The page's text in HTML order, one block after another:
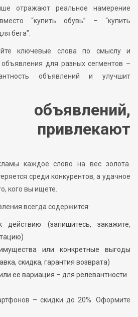
отражают реальное намерение
“купить обувь” – “купить
бега”.
ключевые слова по смыслу и
для разных сегментов –
объявлений и улучшит
объявлений,
привлекают
каждое слово на вес золота.
среди конкурентов, а удачное
кого вы ищете.
всегда содержится:
(запишитесь, закажите,
или конкретные выгоды
скидка, гарантия возврата)
ее вариация – для релевантности
– скидки до 20%. Оформите